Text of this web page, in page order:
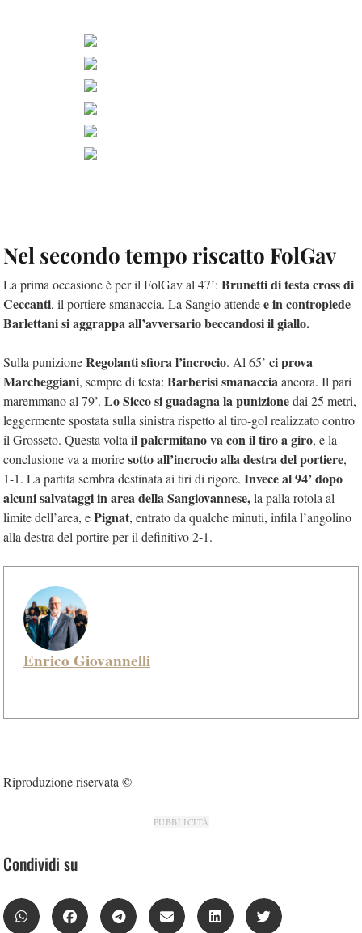
Nel secondo tempo riscatto FolGav
La prima occasione è per il FolGav al 47’: Brunetti di testa cross di
Ceccanti, il portiere smanaccia. La Sangio attendee in contropiede
Barlettani si aggrappa all’avversario beccandosi il giallo.
Sulla punizioneRegolanti sfiora l’incrocio. Al 65’ ci prova
Marcheggiani, sempre di testa: Barberisi smanacciaancora. Il pari
maremmano al 79’. Lo Sicco si guadagna la punizionedai 25 metri,
leggermente spostata sulla sinistra rispetto al tiro-gol realizzato contro
il Grosseto. Questa volta il palermitano va con il tiro a giro, e la
conclusione va a moriresotto all’incrocio alla destra del portiere,
1-1. La partita sembra destinata ai tiri di rigore. Invece al 94’ dopo
alcuni salvataggi in area della Sangiovannese,la palla rotola al
limite dell’area, ePignat, entrato da qualche minuti, infila l’angolino
alla destra del portire per il definitivo 2-1.
Enrico Giovannelli
Riproduzione riservata ©
PUBBLICITÀ
Condividi su